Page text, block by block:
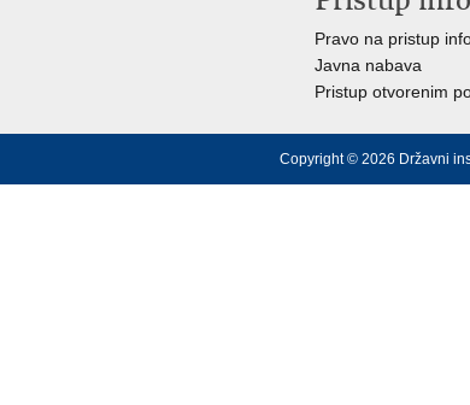
Pravo na pristup
Javna nabava
Pristup otvorenim
Copyright © 2026 Državni